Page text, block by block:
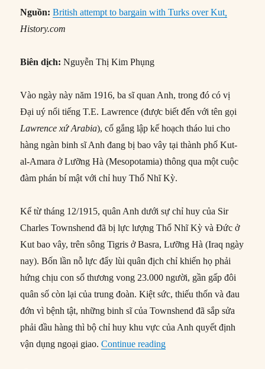
Nguồn: British attempt to bargain with Turks over Kut,
History.com
Biên dịch: Nguyễn Thị Kim Phụng
Vào ngày này năm 1916, ba sĩ quan Anh, trong đó có vị
Đại uý nổi tiếng T.E. Lawrence (được biết đến với tên gọi
Lawrence xứ Arabia), cố gắng lập kế hoạch tháo lui cho
hàng ngàn binh sĩ Anh đang bị bao vây tại thành phố Kut-
al-Amara ở Lưỡng Hà (Mesopotamia) thông qua một cuộc
đàm phán bí mật với chỉ huy Thổ Nhĩ Kỳ.
Kể từ tháng 12/1915, quân Anh dưới sự chỉ huy của Sir
Charles Townshend đã bị lực lượng Thổ Nhĩ Kỳ và Đức ở
Kut bao vây, trên sông Tigris ở Basra, Lưỡng Hà (Iraq ngày
nay). Bốn lần nỗ lực đẩy lùi quân địch chỉ khiến họ phải
hứng chịu con số thương vong 23.000 người, gần gấp đôi
quân số còn lại của trung đoàn. Kiệt sức, thiếu thốn và đau
đớn vì bệnh tật, những binh sĩ của Townshend đã sắp sửa
phải đầu hàng thì bộ chỉ huy khu vực của Anh quyết định
vận dụng ngoại giao.Continue reading“27/04/1916: ‘Lawrence